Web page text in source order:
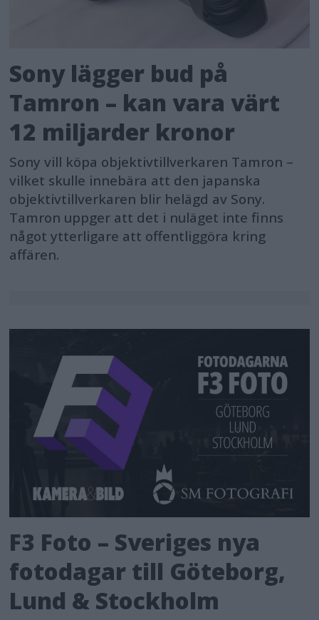
Sony lägger bud på
Tamron – kan vara värt
12 miljarder kronor
Sony vill köpa objektivtillverkaren Tamron –
vilket skulle innebära att den japanska
objektivtillverkaren blir helägd av Sony.
Tamron uppger att det i nuläget inte finns
något ytterligare att offentliggöra kring
affären.
F3 Foto – Sveriges nya
fotodagar till Göteborg,
Lund & Stockholm